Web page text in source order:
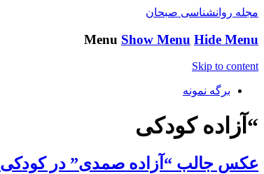
مجله روانشناسی صبحان
Menu Show Menu Hide Menu
Skip to content
برگه نمونه
“آزاده کودکی
عکس جالب “آزاده صمدی” در کودکی